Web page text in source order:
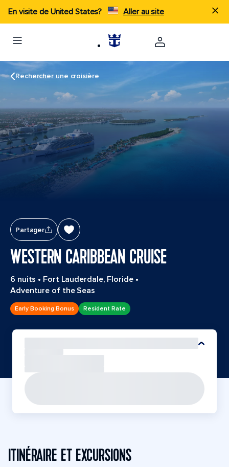
En visite de United States? Aller au site
Rechercher une croisière
Partager
WESTERN CARIBBEAN CRUISE
6 nuits • Fort Lauderdale, Floride•
Adventure of the Seas
Early Booking Bonus Resident Rate
ITINÉRAIRE ET EXCURSIONS